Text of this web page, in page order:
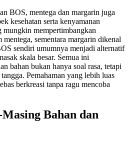
BOS, mentega dan margarin juga
kesehatan serta kenyamanan
mungkin mempertimbangkan
sementara margarin dikenal
sendiri umumnya menjadi alternatif
skala besar. Semua ini
bahan bukan hanya soal rasa, tetapi
Pemahaman yang lebih luas
berkreasi tanpa ragu mencoba
Bahan dan